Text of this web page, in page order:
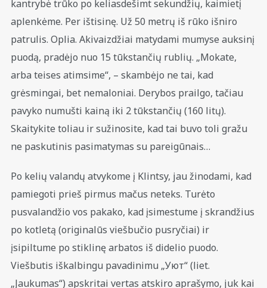
kantrybė trūko po keliasdešimt sekundžių, kaimietį
aplenkėme. Per ištisinę. Už 50 metrų iš rūko išniro
patrulis. Oplia. Akivaizdžiai matydami mumyse auksinį
puodą, pradėjo nuo 15 tūkstančių rublių. „Mokate,
arba teises atimsime“, – skambėjo ne tai, kad
grėsmingai, bet nemaloniai. Derybos prailgo, tačiau
pavyko numušti kainą iki 2 tūkstančių (160 litų).
Skaitykite toliau ir sužinosite, kad tai buvo toli gražu
ne paskutinis pasimatymas su pareigūnais…
Po kelių valandų atvykome į Klintsy, jau žinodami, kad
pamiegoti prieš pirmus mačus neteks. Turėto
pusvalandžio vos pakako, kad įsimestume į skrandžius
po kotletą (originalūs viešbučio pusryčiai) ir
įsipiltume po stiklinę arbatos iš didelio puodo.
Viešbutis iškalbingu pavadinimu „Уют“ (liet.
„Jaukumas“) apskritai vertas atskiro aprašymo, juk kai